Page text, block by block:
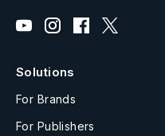
Solutions
For Brands
For Publishers